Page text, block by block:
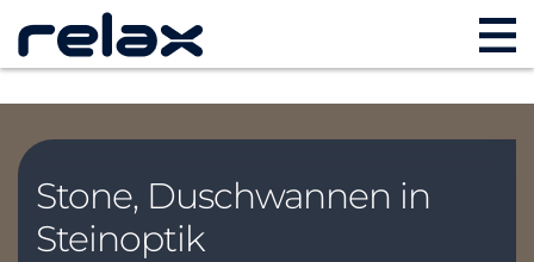
Stone, Duschwannen in
Steinoptik